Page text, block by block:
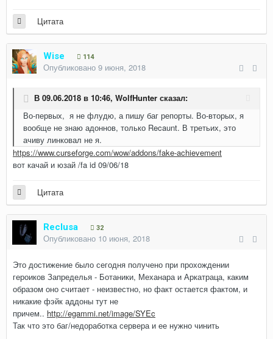
Цитата
Wise 114
Опубликовано 9 июня, 2018
В 09.06.2018 в 10:46, WolfHunter сказал:
Во-первых, я не флудю, а пишу баг репорты. Во-вторых, я
вообще не знаю адоннов, только Recaunt. В третьих, это
ачиву линковал не я.
https://www.curseforge.com/wow/addons/fake-achievement
вот качай и юзай /fa id 09/06/18
Цитата
Reclusa 32
Опубликовано 10 июня, 2018
Это достижение было сегодня получено при прохождении
героиков Запределья - Ботаники, Механара и Аркатраца, каким
образом оно считает - неизвестно, но факт остается фактом, и
никакие фэйк аддоны тут не
причем.. http://egammi.net/image/SYEc
Так что это баг/недоработка сервера и ее нужно чинить